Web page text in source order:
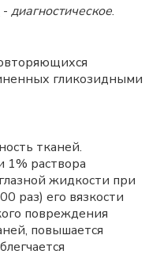
- диагностическое.
гликозидными
тканей.
1% раствора
жидкости при
раз) его вязкости
повреждения
повышается